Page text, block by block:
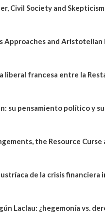
Civil Society and
Approaches and Aristotelian
liberal francesa entre la
su pensamiento político y
the Resource Curse
de la crisis
Laclau: ¿hegemonía vs.